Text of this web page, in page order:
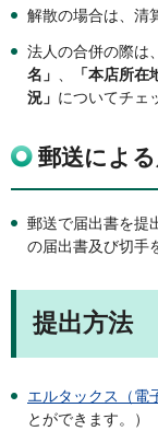
解散の場合は、清
法人の合併の際は
名」 、 「本店所在
況」 についてチェ
郵送によ
郵送で届出書を提
の届出書及び切手
提出方法
エルタックス（電
とができます。）